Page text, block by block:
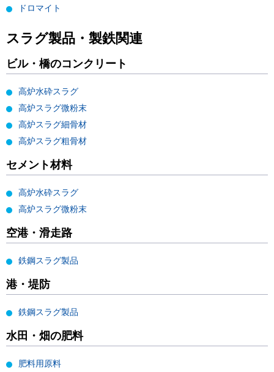
ドロマイト
スラグ製品・製鉄関連
ビル・橋のコンクリート
高炉水砕スラグ
高炉スラグ微粉末
高炉スラグ細骨材
高炉スラグ粗骨材
セメント材料
高炉水砕スラグ
高炉スラグ微粉末
空港・滑走路
鉄鋼スラグ製品
港・堤防
鉄鋼スラグ製品
水田・畑の肥料
肥料用原料